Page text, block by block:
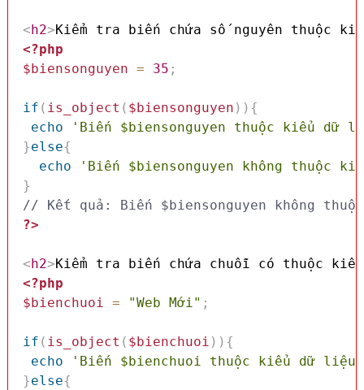
<h2>Kiểm tra biến chứa số nguyên thuộc
<?php
$biensonguyen = 35 ;
if ( is_object ( $biensonguyen ) ) {
echo
'Biến $biensonguyen thuộc kiểu
}else{
echo
'Biến $biensonguyen không thuộc
}
// Kết quả: Biến $biensonguyen không
?>
<h2>Kiểm tra biến chứa chuỗi có thuộc
<?php
$bienchuoi = "Web Mới" ;
if ( is_object ( $bienchuoi ) ) {
echo
'Biến $bienchuoi thuộc kiểu dữ
}else{